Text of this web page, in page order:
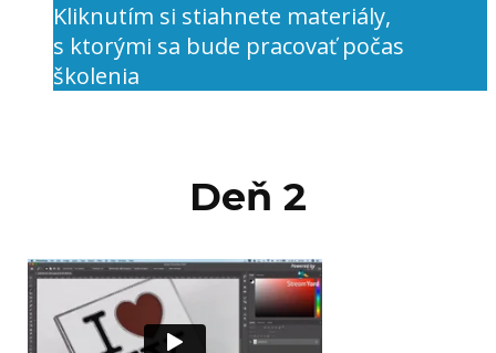
Kliknutím si stiahnete materiály,
s ktorými sa bude pracovať počas
školenia
Deň 2